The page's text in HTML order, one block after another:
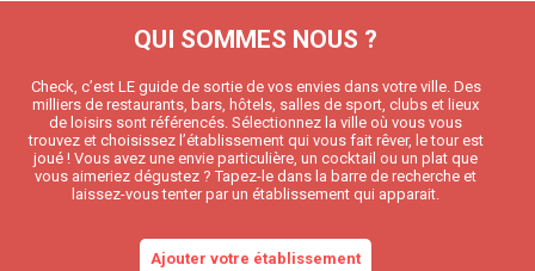
QUI SOMMES NOUS ?
Check, c’est LE guide de sortie de vos envies dans votre ville. Des
milliers de restaurants, bars, hôtels, salles de sport, clubs et lieux
de loisirs sont référencés. Sélectionnez la ville où vous vous
trouvez et choisissez l’établissement qui vous fait rêver, le tour est
joué ! Vous avez une envie particulière, un cocktail ou un plat que
vous aimeriez dégustez ? Tapez-le dans la barre de recherche et
laissez-vous tenter par un établissement qui apparait.
Ajouter votre établissement